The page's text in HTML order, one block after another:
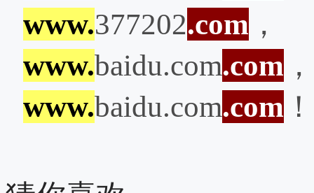
www.377202.com ，
www.baidu.com.com ，
www.baidu.com.com ！